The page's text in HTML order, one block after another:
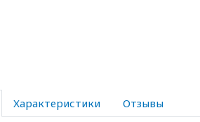
Характеристики Отзывы